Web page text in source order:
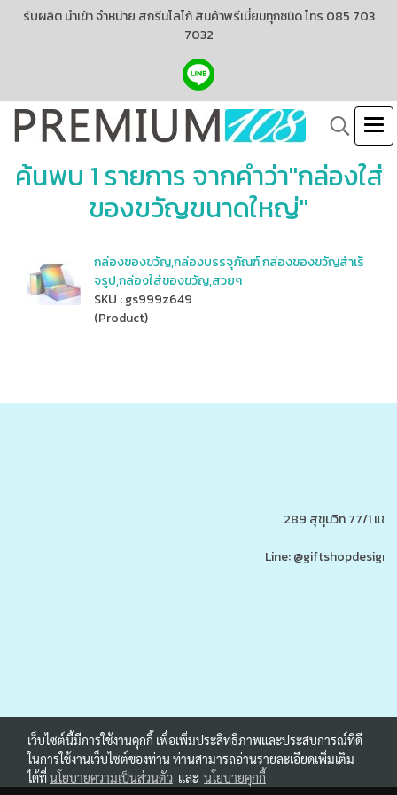
รับผลิต นำเข้า จำหน่าย สกรีนโลโก้ สินค้าพรีเมี่ยมทุกชนิด โทร 085 703
7032
ค้นพบ 1 รายการ จากคำว่า"กล่องใส่
ของขวัญขนาดใหญ่"
กล่องของขวัญ,กล่องบรรจุภัณฑ์,กล่องของขวัญสําเร็
จรูป,กล่องใส่ของขวัญ,สวยๆ
SKU : gs999z649
(Product)
289 สุขุมวิท 77/1 แข
Line:
เว็บไซต์นี้มีการใช้งานคุกกี้ เพื่อเพิ่มประสิทธิภาพและประสบการณ์ที่ดี
ในการใช้งานเว็บไซต์ของท่าน ท่านสามารถอ่านรายละเอียดเพิ่มเติม
ได้ที่นโยบายความเป็นส่วนตัว และ นโยบายคุกกี้